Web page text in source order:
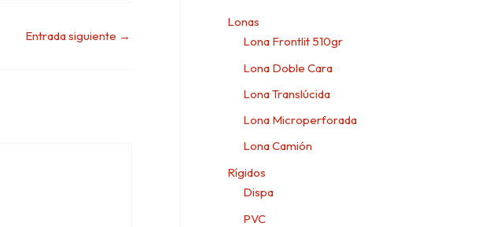
Entrada siguiente →
Lonas
Lona Frontlit 510gr
Lona Doble Cara
Lona Translúcida
Lona Microperforada
Lona Camión
Rígidos
Dispa
PVC